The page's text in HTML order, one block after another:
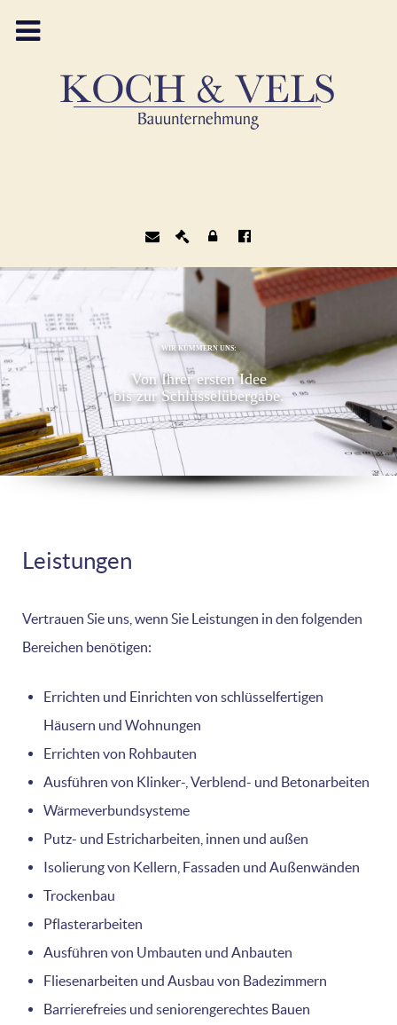
WIR KÜMMERN UNS:
Von Ihrer ersten Idee
bis zur Schlüsselübergabe.
Leistungen
Vertrauen Sie uns, wenn Sie Leistungen in den folgenden
Bereichen benötigen:
Errichten und Einrichten von schlüsselfertigen
Häusern und Wohnungen
Errichten von Rohbauten
Ausführen von Klinker-, Verblend- und Betonarbeiten
Wärmeverbundsysteme
Putz- und Estricharbeiten, innen und außen
Isolierung von Kellern, Fassaden und Außenwänden
Trockenbau
Pflasterarbeiten
Ausführen von Umbauten und Anbauten
Fliesenarbeiten und Ausbau von Badezimmern
Barrierefreies und seniorengerechtes Bauen